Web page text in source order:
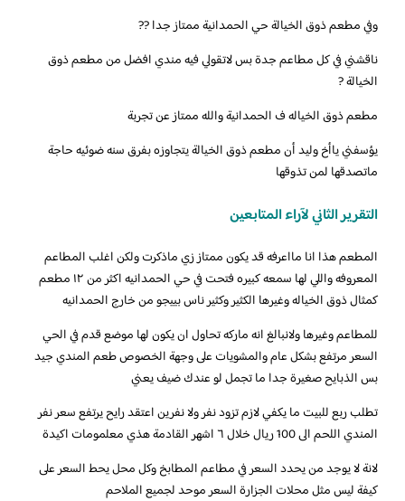
وفي مطعم ذوق الخيالة حي الحمدانية ممتاز جدا ??
‏ناقشني في كل مطاعم جدة بس لاتقولي فيه مندي افضل من مطعم ذوق
الخيالة ?
‏مطعم ذوق الخياله ف الحمدانية والله ممتاز عن تجربة
‏‎يؤسفني ياأخ وليد أن مطعم ذوق الخيالة يتجاوزه بفرق سنه ضوئيه حاجة
ماتصدقها لمن تذوقها
التقرير الثاني لآراء المتابعين
‏‎‎‎‎المطعم هذا انا مااعرفه قد يكون ممتاز زي ماذكرت ولكن اغلب المطاعم
المعروفه واللي لها سمعه كبيره فتحت في حي الحمدانيه اكثر من ١٢ مطعم
كمثال ذوق الخياله وغيرها الكثير وكثير ناس بييجو من خارج الحمدانيه
للمطاعم وغيرها ولانبالغ انه ماركه تحاول ان يكون لها موضع قدم في الحي
السعر مرتفع بشكل عام والمشويات على وجهة الخصوص طعم المندي جيد
بس الذبايح صغيرة جدا ما تجمل لو عندك ضيف يعني
تطلب ربع للبيت ما يكفي لازم تزود نفر ولا نفرين اعتقد رايح يرتفع سعر نفر
المندي اللحم الى 100 ريال خلال ٦ اشهر القادمة هذي معلمومات اكيدة
لانة لا يوجد من يحدد السعر في مطاعم المطابخ وكل محل يحط السعر على
كيفة ليس مثل محلات الجزارة السعر موحد لجميع الملاحم